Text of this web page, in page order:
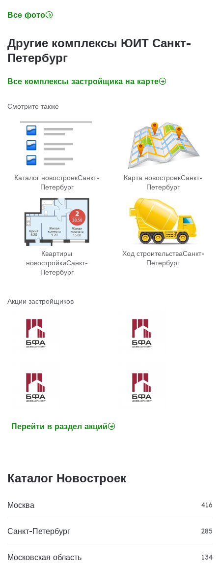
Все фото
Другие комплексы ЮИТ Санкт-
Петербург
Все комплексы застройщика на карте
Смотрите также
Каталог новостроекСанкт-
Петербург
Карта новостроекСанкт-
Петербург
Квартиры
новостройкиСанкт-
Петербург
Ход строительстваСанкт-
Петербург
Акции застройщиков
Перейти в раздел акций
Каталог Новостроек
Москва 416
Санкт-Петербург 285
Московская область 134